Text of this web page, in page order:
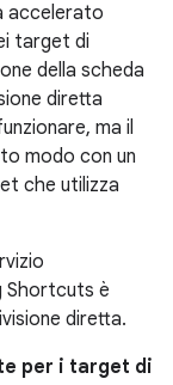
accelerato
target di
della scheda
diretta
ma il
modo con un
che utilizza
Shortcuts è
diretta.
per i target di